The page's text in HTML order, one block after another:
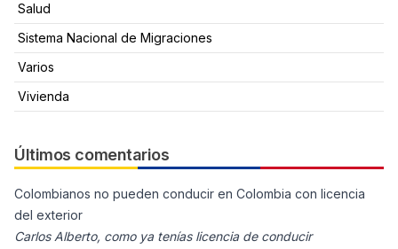
Salud
Sistema Nacional de Migraciones
Varios
Vivienda
Últimos comentarios
Colombianos no pueden conducir en Colombia con licencia
del exterior
Carlos Alberto, como ya tenías licencia de conducir